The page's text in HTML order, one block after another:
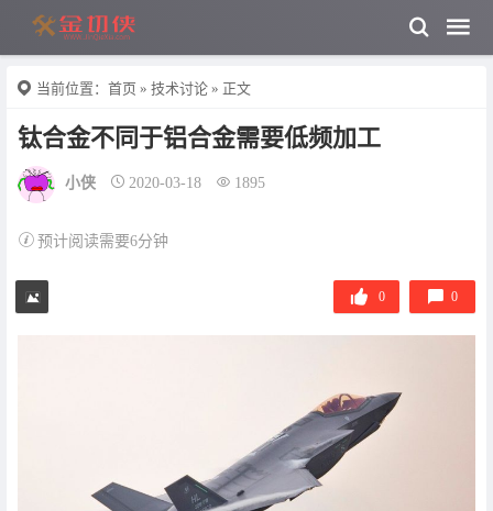
当前位置： 首页 » 技术讨论 » 正文
钛合金不同于铝合金需要低频加工
小侠 2020-03-18 1895
预计阅读需要6分钟
0 0